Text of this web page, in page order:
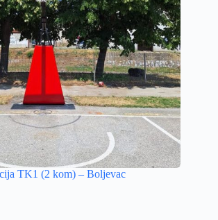
TK1 (2 kom) – Boljevac